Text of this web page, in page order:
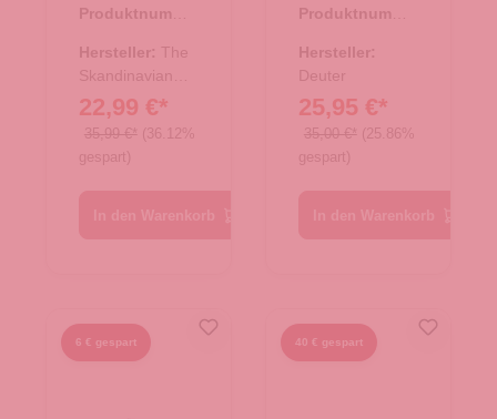
Damen
Geldbörse
Leder -
Cognac
Produktnumme
Hersteller: The
Skandinavian
Brand
22,99 €*
35,99 €* (36.12%
gespart)
spearmint-
seagreen
Produktnumme
Hersteller:
Deuter
25,95 €*
35,00 €* (25.86%
gespart)
6 € gespart 40 € gespart